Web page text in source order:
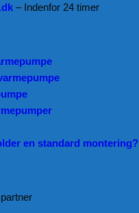
– Indenfor 24 timer
en standard montering?